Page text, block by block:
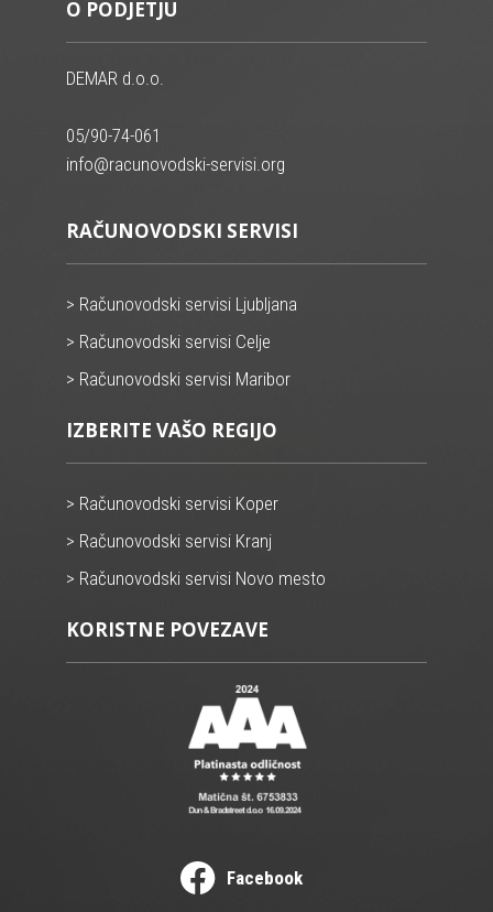
O PODJETJU
DEMAR d.o.o.
05/90-74-061
info@racunovodski-servisi.org
RAČUNOVODSKI SERVISI
> Računovodski servisi Ljubljana
> Računovodski servisi Celje
> Računovodski servisi Maribor
IZBERITE VAŠO REGIJO
> Računovodski servisi Koper
> Računovodski servisi Kranj
> Računovodski servisi Novo mesto
KORISTNE POVEZAVE
Facebook